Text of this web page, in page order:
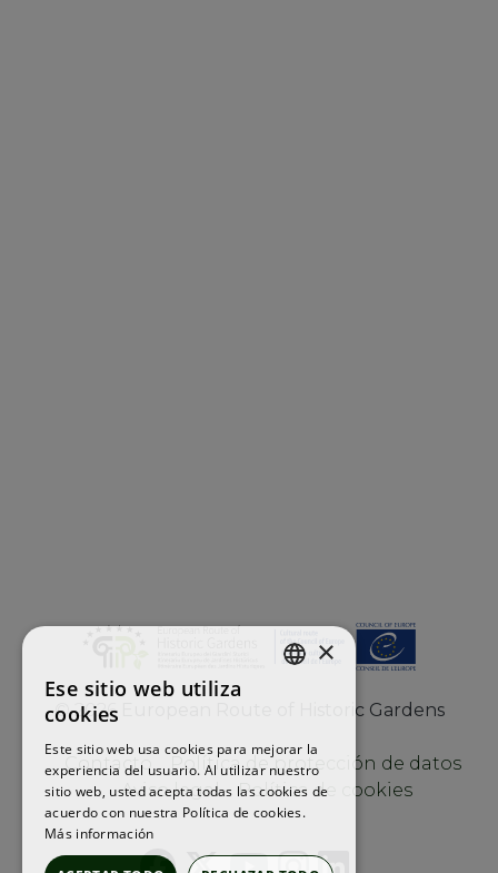
©2026 European Route of Historic Gardens
Contacto
Política de protección de datos
Aviso legal
Política de cookies
SPANISH
×
Ese sitio web utiliza
cookies
Este sitio web usa cookies para mejorar la
experiencia del usuario. Al utilizar nuestro
sitio web, usted acepta todas las cookies de
acuerdo con nuestra Política de cookies.
Más información